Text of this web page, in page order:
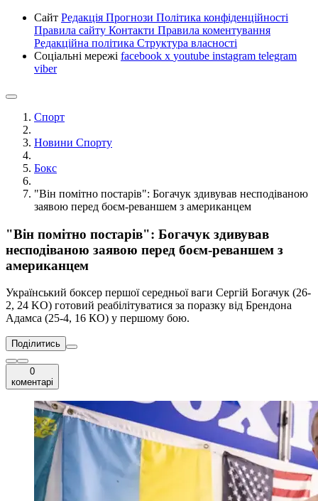
Сайт Редакція Прогнози Політика конфіденційності
Правила сайту Контакти Правила коментування
Редакційна політика Структура власності
Соціальні мережі facebook x youtube instagram telegram
viber
Спорт
Новини Спорту
Бокс
"Він помітно постарів": Богачук здивував несподіваною
заявою перед боєм-реваншем з американцем
"Він помітно постарів": Богачук здивував
несподіваною заявою перед боєм-реваншем з
американцем
Український боксер першої середньої ваги Сергій Богачук (26-
2, 24 KO) готовий реабілітуватися за поразку від Брендона
Адамса (25-4, 16 КО) у першому бою.
Поділитись
0
коментарі